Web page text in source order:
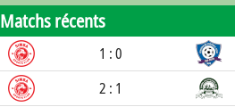
Matchs récents
1 : 0
2 : 1